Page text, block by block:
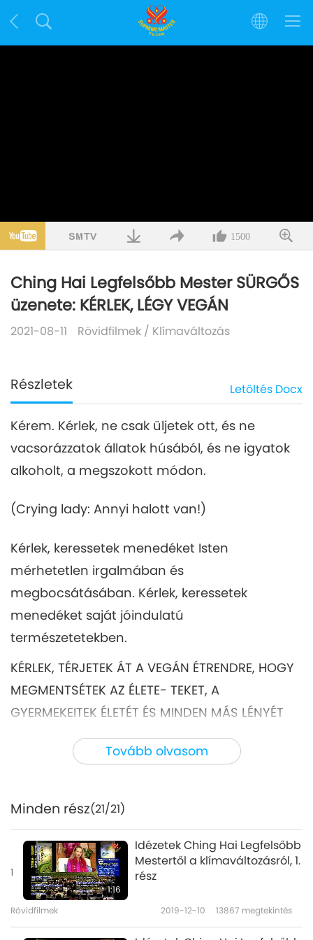
1500
Ching Hai Legfelsőbb Mester SÜRGŐS
üzenete: KÉRLEK, LÉGY VEGÁN
2021-08-11 Rövidfilmek / Klímaváltozás
Részletek Letöltés Docx
Tovább olvasom
Kérem. Kérlek, ne csak üljetek ott, és ne
vacsorázzatok állatok húsából, és ne igyatok
alkoholt, a megszokott módon.
(Crying lady: Annyi halott van!)
Kérlek, keressetek menedéket Isten
mérhetetlen irgalmában és
megbocsátásában. Kérlek, keressetek
menedéket saját jóindulatú
természetetekben.
KÉRLEK, TÉRJETEK ÁT A VEGÁN ÉTRENDRE, HOGY
MEGMENTSÉTEK AZ ÉLETE- TEKET, A
GYERMEKEITEK ÉLETÉT ÉS MINDEN MÁS LÉNYÉT
EZEN A BOLYGÓN.
Kérlek, tényleg. Kérlek, ébredj fel. Kérlek,
Legyetek irgalmasok, ha irgalmat akarunk.
KÉRLEK, MINDANNYIAN VESZÉLYBEN VAGYUNK.
KÉRLEK, ÉBREDJETEK FEL. KÉRLEK, ÉBREDJETEK FEL.
KÉRLEK, ÉBREDJETEK FEL! KÉRLEK,
IMÁDKOZZATOK. KÉRLEK, LEGYÉL VEGÁN. Ez
minden, amit tenned kell. Legyél Vegán,
Minden rész(21/21)
1
1:16
Idézetek Ching Hai Legfelsőbb
Mestertől a klímaváltozásról, 1.
rész
Rövidfilmek 2019-12-10 13867 megtekintés